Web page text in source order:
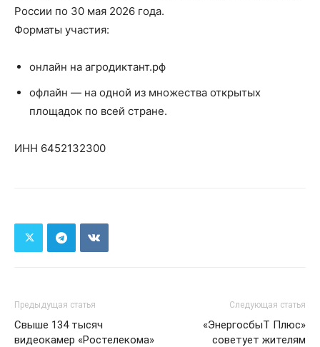
России по 30 мая 2026 года.
Форматы участия:
онлайн на агродиктант.рф
офлайн — на одной из множества открытых
площадок по всей стране.
ИНН 6452132300
Предыдущая статья
Свыше 134 тысяч
видеокамер «Ростелекома»
Следующая статья
«ЭнергосбыТ Плюс»
советует жителям